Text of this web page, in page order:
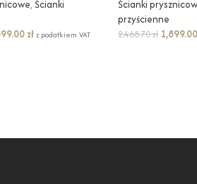
, Ścianki
zł z podatkiem VAT
Ścianki
przyścienne
2,468.70zł